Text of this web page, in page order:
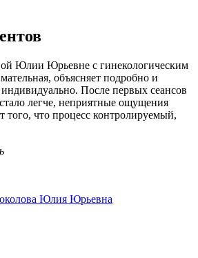
Юлии Юрьевне с гинекологическим
объясняет подробно и
После первых сеансов
легче, неприятные ощущения
того, что процесс контролируемый,
Юлия Юрьевна